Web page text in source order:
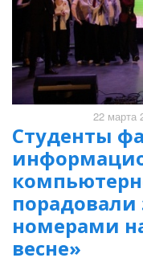
22 марта
Студенты
порадовали
номерами
весне»